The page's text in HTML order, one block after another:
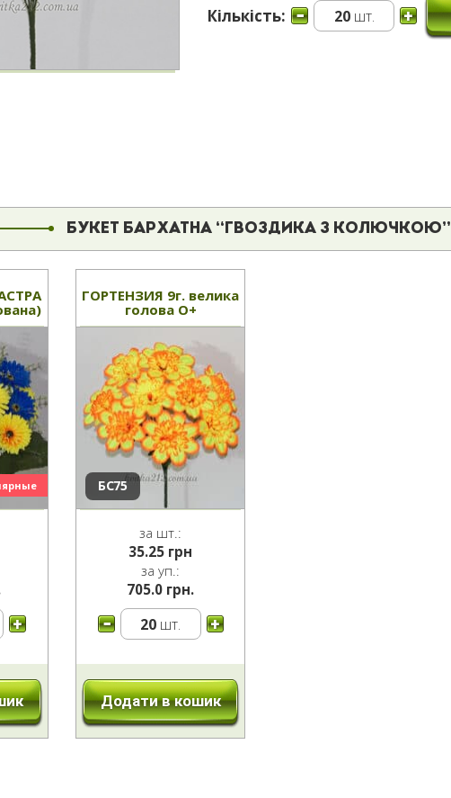
Кількість:
20шт.
БУКЕТ БАРХАТНА “ГВОЗДИКА З КОЛЮЧКОЮ”
ГОРТЕНЗИЯ 9г. велика
голова О+
БС75
за шт.:
35.25 грн
за уп.:
705.0 грн.
20 шт.
Додати в кошик